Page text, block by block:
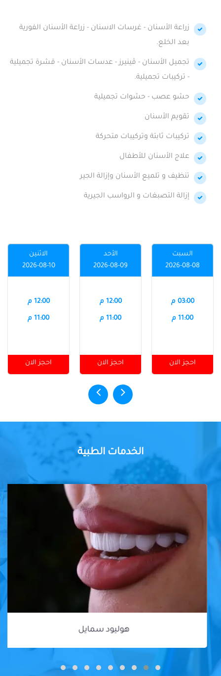
زراعة الأسنان - غرسات الاسنان - زراعة الأسنان الفورية
بعد الخلع.
تجميل الأسنان - ڤينيرز - عدسات الأسنان - قشرة تجميلية
- تركيبات تجميلية.
حشو عصب - حشوات تجميلية
تقويم الأسنان
تركيبات ثابتة وتركيبات متحركة
علاج الأسنان للأطفال
تنظيف و تلميع الأسنان وإزالة الجير
إزالة التصبغات و الرواسب الجيرية
السبت
2026-08-08
03:00 م
11:00 م
احجز الان
الأحد
2026-08-09
12:00 م
11:00 م
احجز الان
الاثنين
2026-08-10
12:00 م
11:00 م
احجز الان
الخدمات الطبية
هوليود سمايل